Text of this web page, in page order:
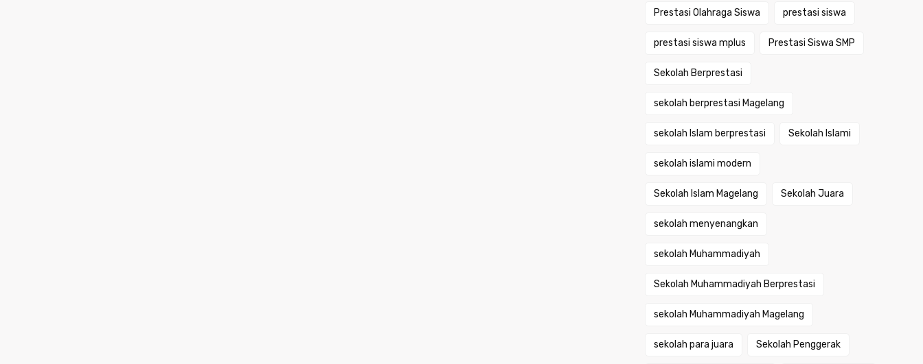
Prestasi Olahraga Siswa prestasi siswa
prestasi siswa mplus Prestasi Siswa SMP
Sekolah Berprestasi
sekolah berprestasi Magelang
sekolah Islam berprestasi Sekolah Islami
sekolah islami modern
Sekolah Islam Magelang Sekolah Juara
sekolah menyenangkan
sekolah Muhammadiyah
Sekolah Muhammadiyah Berprestasi
sekolah Muhammadiyah Magelang
sekolah para juara Sekolah Penggerak